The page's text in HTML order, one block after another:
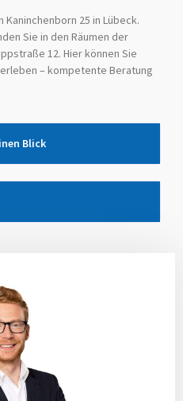
25 in Lübeck.
Sie in den Räumen der
12. Hier können Sie
– kompetente Beratung
Blick